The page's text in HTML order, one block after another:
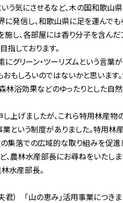
う気にさせるなど、木の国和歌山
発信し、和歌山県に足を運んでも
し、各部屋には香り分子を含んだ
指しております。
グリーン・ツーリズムという言
おもしろいのではないかと思いま
林浴効果などのゆったりとした
し上げましたが、これら特用林
業という制度がありました。特
集落での広域的な取り組みを促進
農林水産部長にお尋ねをいたしま
水産部長。
） 「山の恵み」活用事業につき